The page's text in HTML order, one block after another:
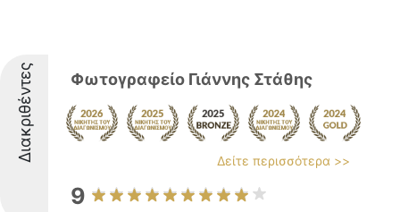
Διακριθέντες Φωτογραφείο Γιάννης Στάθης
Δείτε περισσότερα >>
9